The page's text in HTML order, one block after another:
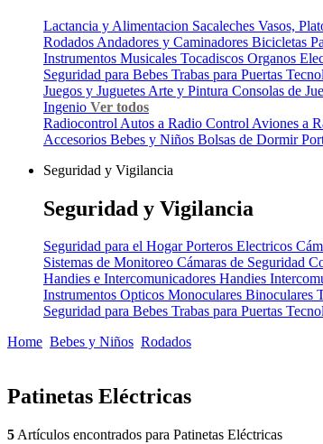
Lactancia y Alimentacion Sacaleches Vasos,
Rodados Andadores y Caminadores Bicicletas
Instrumentos Musicales Tocadiscos Organos
Seguridad para Bebes Trabas para Puertas
Juegos y Juguetes Arte y Pintura Consolas de
Ingenio Ver todos
Radiocontrol Autos a Radio Control Aviones a
Accesorios Bebes y Niños Bolsas de Dormir
Seguridad y Vigilancia
Seguridad y Vigilancia
Seguridad para el HogarPorteros Electricos
Sistemas de Monitoreo Cámaras de Seguridad
Handies e Intercomunicadores Handies
Instrumentos Opticos Monoculares Binoculares
Seguridad para Bebes Trabas para Puertas
Home Bebes y Niños Rodados
Patinetas Eléctricas
5 Artículos encontrados para Patinetas Eléctricas